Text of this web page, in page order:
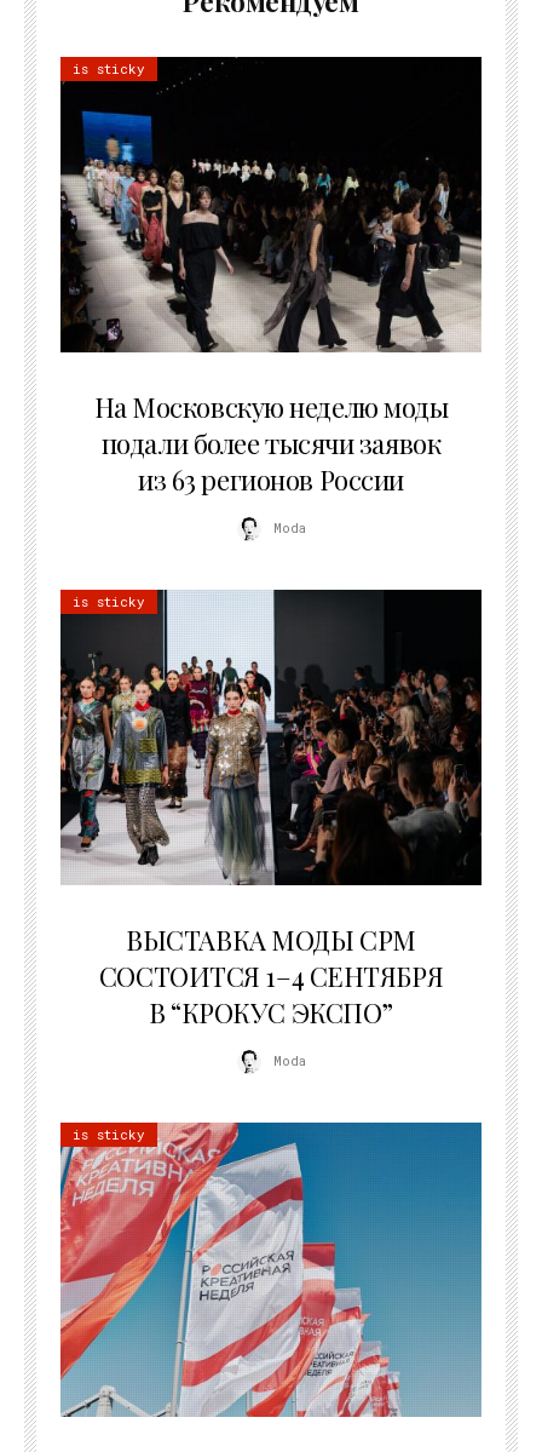
is sticky
На Московскую неделю моды
подали более тысячи заявок
из 63 регионов России
Moda
is sticky
ВЫСТАВКА МОДЫ CPM
СОСТОИТСЯ 1–4 СЕНТЯБРЯ
В “КРОКУС ЭКСПО”
Moda
is sticky